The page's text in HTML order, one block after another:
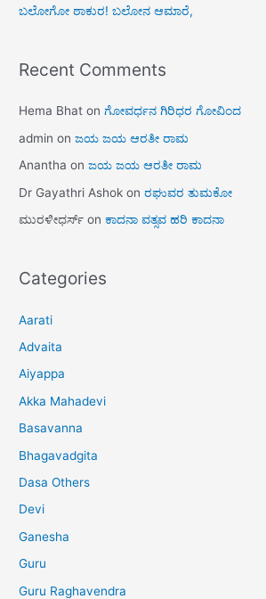
ಬಲೋಗೋ ಠಾಕುರ! ಬಲೋನ ಆಮಾರೆ,
Recent Comments
Hema Bhat onಗೋವರ್ಧನ ಗಿರಿಧರ ಗೋವಿಂದ
admin onಜಯ ಜಯ ಆರತೀ ರಾಮ
Anantha onಜಯ ಜಯ ಆರತೀ ರಾಮ
Dr Gayathri Ashok onರಘುವರ ತುಮಕೋ
ಮುರಳೀಧರ್ಸ್ onಕಾದನಾ ವತ್ಸವ ಹರಿ ಕಾದನಾ
Categories
Aarati
Advaita
Aiyappa
Akka Mahadevi
Basavanna
Bhagavadgita
Dasa Others
Devi
Ganesha
Guru
Guru Raghavendra